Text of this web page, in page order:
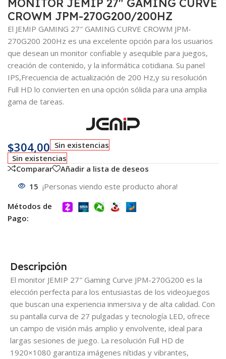
MONITOR JEMIP 27″ GAMING CURVE
CROWM JPM-270G200/200HZ
El JEMIP GAMING 27″ GAMING CURVE CROWM JPM-
270G200 200Hz es una excelente opción para los usuarios
que desean un monitor confiable y asequible para juegos,
creación de contenido, y la informática cotidiana. Su panel
IPS,Frecuencia de actualización de 200 Hz,y su resolución
Full HD lo convierten en una opción sólida para una amplia
gama de tareas.
$304,00 Sin existencias
Sin existencias
Comparar
Añadir a lista de deseos
15 ¡Personas viendo este producto ahora!
Métodos de
Pago:
Descripción
El monitor JEMIP 27″ Gaming Curve JPM-270G200 es la
elección perfecta para los entusiastas de los videojuegos
que buscan una experiencia inmersiva y de alta calidad. Con
su pantalla curva de 27 pulgadas y tecnología LED, ofrece
un campo de visión más amplio y envolvente, ideal para
largas sesiones de juego. La resolución Full HD de
1920×1080 garantiza imágenes nítidas y vibrantes,